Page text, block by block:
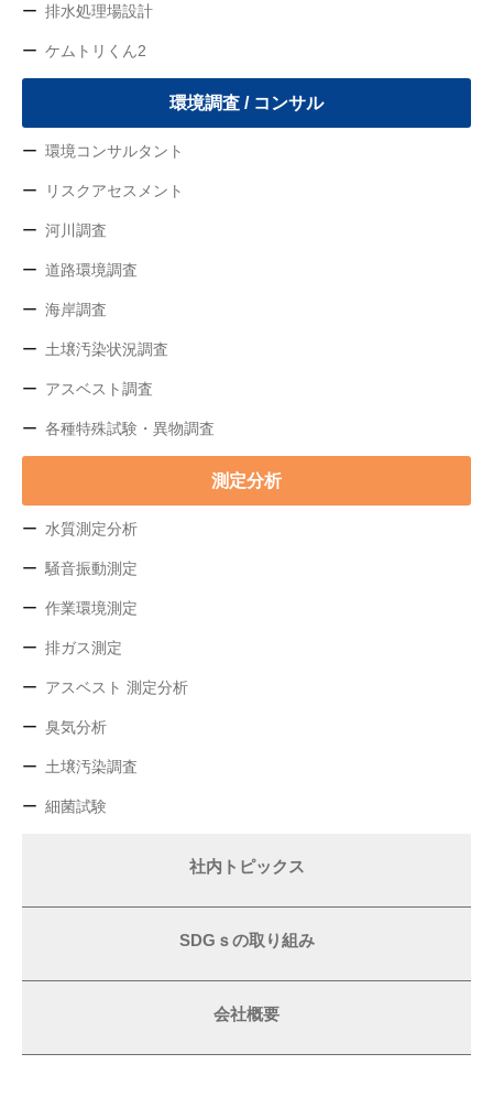
排水処理場設計
ケムトリくん2
環境調査 / コンサル
環境コンサルタント
リスクアセスメント
河川調査
道路環境調査
海岸調査
土壌汚染状況調査
アスベスト調査
各種特殊試験・異物調査
測定分析
水質測定分析
騒音振動測定
作業環境測定
排ガス測定
アスベスト 測定分析
臭気分析
土壌汚染調査
細菌試験
社内トピックス
SDGｓの取り組み
会社概要